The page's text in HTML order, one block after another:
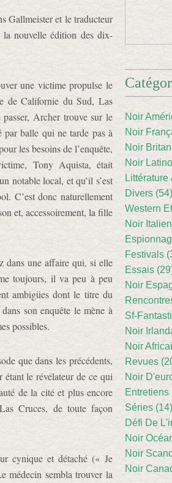
Gallmeister et le traducteur
la nouvelle édition des dix-
une victime propulse le
de Californie du Sud, Las
Archer trouve sur le
balle qui ne tarde pas à
les besoins de l’enquête,
Tony Aquista, était
notable local, et qu’il s’est
C’est donc naturellement
et, accessoirement, la fille
dans une affaire qui, si elle
toujours, il va peu à peu
ambigües dont le titre du
son enquête le mène à
possibles.
que dans les précédents,
le révélateur de ce qui
de la cité et plus encore
Cruces, de toute façon
cynique et détaché (« Je
médecin sembla trouver la
Noir
Noir
Noir
Noir
Divers (54)
Western
Noir
Festivals
Essais
Noir
Sf-
Noir
Noir
Revues
Noir
Entretiens
Séries (14)
Défi De
Noir
Noir
Noir